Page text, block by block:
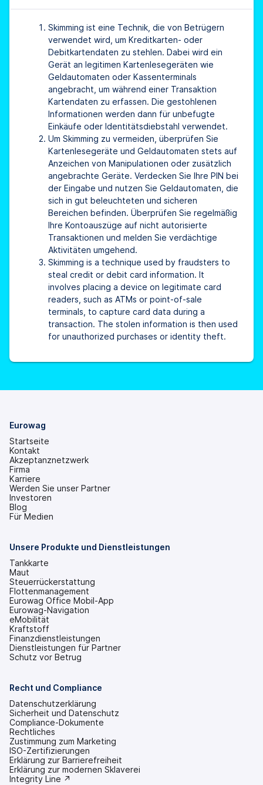
Skimming ist eine Technik, die von Betrügern
verwendet wird, um Kreditkarten- oder
Debitkartendaten zu stehlen. Dabei wird ein
Gerät an legitimen Kartenlesegeräten wie
Geldautomaten oder Kassenterminals
angebracht, um während einer Transaktion
Kartendaten zu erfassen. Die gestohlenen
Informationen werden dann für unbefugte
Einkäufe oder Identitätsdiebstahl verwendet.
Um Skimming zu vermeiden, überprüfen Sie
Kartenlesegeräte und Geldautomaten stets auf
Anzeichen von Manipulationen oder zusätzlich
angebrachte Geräte. Verdecken Sie Ihre PIN bei
der Eingabe und nutzen Sie Geldautomaten, die
sich in gut beleuchteten und sicheren
Bereichen befinden. Überprüfen Sie regelmäßig
Ihre Kontoauszüge auf nicht autorisierte
Transaktionen und melden Sie verdächtige
Aktivitäten umgehend.
Skimming is a technique used by fraudsters to
steal credit or debit card information. It
involves placing a device on legitimate card
readers, such as ATMs or point-of-sale
terminals, to capture card data during a
transaction. The stolen information is then used
for unauthorized purchases or identity theft.
Eurowag
Startseite
Kontakt
Akzeptanznetzwerk
Firma
Karriere
Werden Sie unser Partner
Investoren
(wird
in
Tab
Blog
Für Medien
Unsere Produkte und Dienstleistungen
Tankkarte
Maut
Steuerrückerstattung
Flottenmanagement
Eurowag Office Mobil-App
Eurowag-Navigation
eMobilität
Kraftstoff
Finanzdienstleistungen
Dienstleistungen für Partner
Schutz vor Betrug
Recht und Compliance
Datenschutzerklärung
Sicherheit und Datenschutz
Compliance-Dokumente
Rechtliches
Zustimmung zum Marketing
ISO-Zertifizierungen
Erklärung zur Barrierefreiheit
(wird
in
Erklärung zur modernen Sklaverei
(wird
Integrity Line ↗